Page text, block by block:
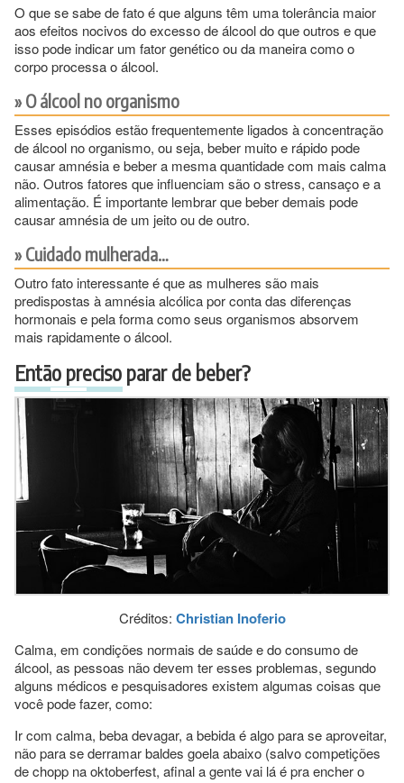
O que se sabe de fato é que alguns têm uma tolerância maior
aos efeitos nocivos do excesso de álcool do que outros e que
isso pode indicar um fator genético ou da maneira como o
corpo processa o álcool.
O álcool no organismo
Esses episódios estão frequentemente ligados à concentração
de álcool no organismo, ou seja, beber muito e rápido pode
causar amnésia e beber a mesma quantidade com mais calma
não. Outros fatores que influenciam são o stress, cansaço e a
alimentação. É importante lembrar que beber demais pode
causar amnésia de um jeito ou de outro.
Cuidado mulherada…
Outro fato interessante é que as mulheres são mais
predispostas à amnésia alcólica por conta das diferenças
hormonais e pela forma como seus organismos absorvem
mais rapidamente o álcool.
Então preciso parar de beber?
Créditos: Christian Inoferio
Calma, em condições normais de saúde e do consumo de
álcool, as pessoas não devem ter esses problemas, segundo
alguns médicos e pesquisadores existem algumas coisas que
você pode fazer, como:
Ir com calma, beba devagar, a bebida é algo para se aproveitar,
não para se derramar baldes goela abaixo (salvo competições
de chopp na oktoberfest, afinal a gente vai lá é pra encher o